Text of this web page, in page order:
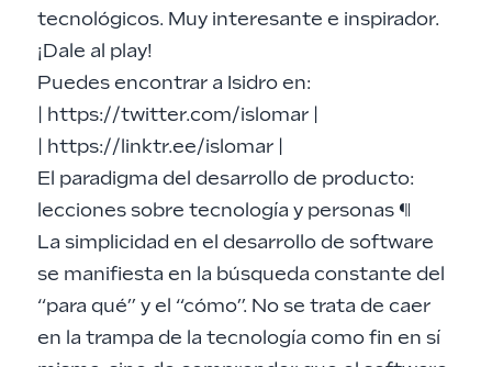
tecnológicos. Muy interesante e inspirador.
¡Dale al play!
Puedes encontrar a Isidro en:
https://twitter.com/islomar|
https://linktr.ee/islomar|
El paradigma del desarrollo de producto:
lecciones sobre tecnología y personas ¶
La simplicidad en el desarrollo de software
se manifiesta en la búsqueda constante del
“para qué” y el “cómo”. No se trata de caer
en la trampa de la tecnología como fin en sí